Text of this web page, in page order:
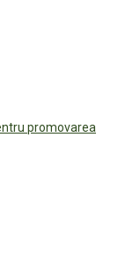
promovarea